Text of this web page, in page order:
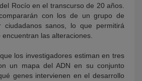
Rocío en el transcurso de 20 años.
con los de un grupo de
ciudadanos sanos, lo que permitirá
las alteraciones.
los investigadores estiman en tres
un mapa del ADN en su conjunto
genes intervienen en el desarrollo